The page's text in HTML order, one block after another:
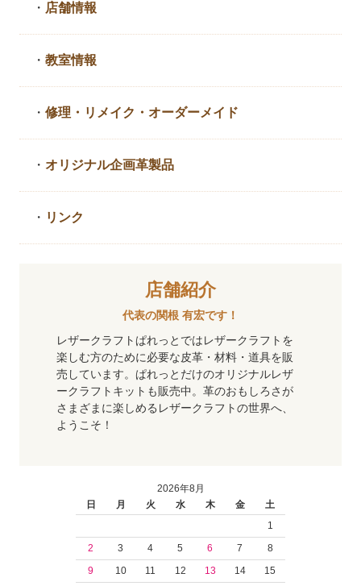
・ 店舗情報
・教室情報
・修理・リメイク・ オーダーメイド
・ オリジナル企画革製品
・ リンク
店舗紹介
代表の関根 有宏です！
レザークラフトぱれっとではレザークラフトを
楽しむ方のために必要な皮革・材料・道具を販
売しています。ぱれっとだけのオリジナルレザ
ークラフトキットも販売中。革のおもしろさが
さまざまに楽しめるレザークラフトの世界へ、
ようこそ！
2026年8月
日
月 火 水 木 金
土
1
2
3 4 5 6 7
8
9
10 11 12 13 14
15